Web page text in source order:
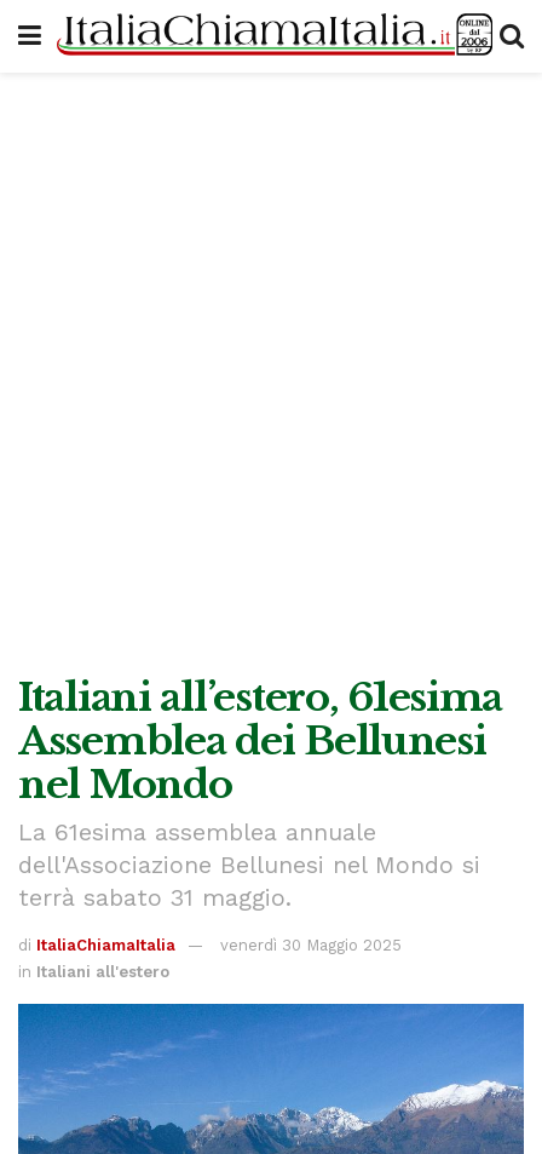
Italiani all’estero, 61esima
Assemblea dei Bellunesi
nel Mondo
La 61esima assemblea annuale
dell'Associazione Bellunesi nel Mondo si
terrà sabato 31 maggio.
di ItaliaChiamaItalia
venerdì 30 Maggio 2025
in Italiani all'estero